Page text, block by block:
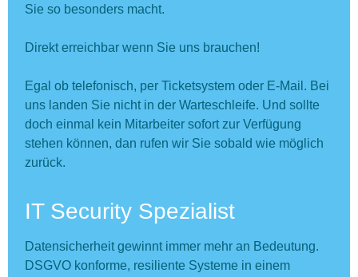
Sie so besonders macht.
Direkt erreichbar wenn Sie uns brauchen!
Egal ob telefonisch, per Ticketsystem oder E-Mail. Bei
uns landen Sie nicht in der Warteschleife. Und sollte
doch einmal kein Mitarbeiter sofort zur Verfügung
stehen können, dan rufen wir Sie sobald wie möglich
zurück.
IT Security Spezialist
Datensicherheit gewinnt immer mehr an Bedeutung.
DSGVO konforme, resiliente Systeme in einem